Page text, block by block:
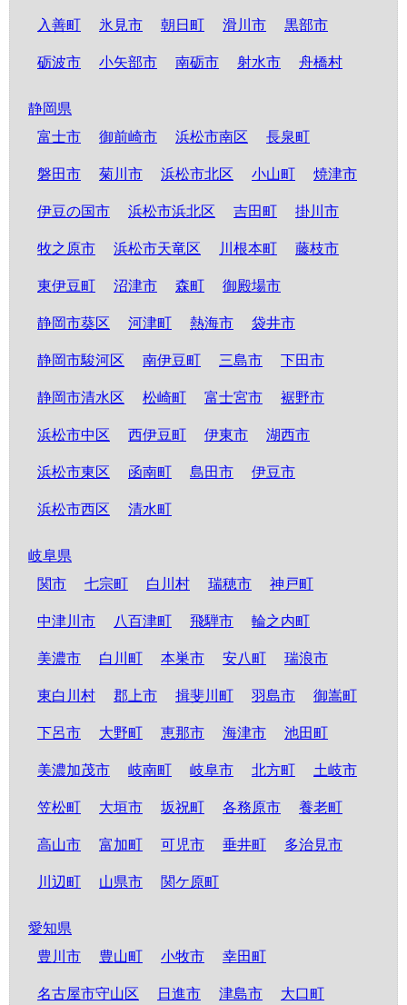
入善町 氷見市 朝日町 滑川市 黒部市
砺波市 小矢部市 南砺市 射水市 舟橋村
静岡県
富士市
御前崎市 浜松市南区 長泉町
磐田市 菊川市 浜松市北区 小山町 焼津市
伊豆の国市 浜松市浜北区 吉田町 掛川市
牧之原市 浜松市天竜区 川根本町 藤枝市
東伊豆町 沼津市 森町 御殿場市
静岡市葵区 河津町 熱海市 袋井市
静岡市駿河区 南伊豆町 三島市 下田市
静岡市清水区 松崎町 富士宮市 裾野市
浜松市中区 西伊豆町 伊東市 湖西市
浜松市東区 函南町 島田市 伊豆市
浜松市西区 清水町
岐阜県
関市
七宗町 白川村 瑞穂市 神戸町
中津川市 八百津町 飛騨市 輪之内町
美濃市 白川町 本巣市 安八町 瑞浪市
東白川村 郡上市 揖斐川町 羽島市 御嵩町
下呂市 大野町 恵那市 海津市 池田町
美濃加茂市 岐南町 岐阜市 北方町 土岐市
笠松町 大垣市 坂祝町 各務原市 養老町
高山市 富加町 可児市 垂井町 多治見市
川辺町 山県市 関ケ原町
愛知県
豊川市
豊山町 小牧市 幸田町
名古屋市守山区 日進市 津島市 大口町